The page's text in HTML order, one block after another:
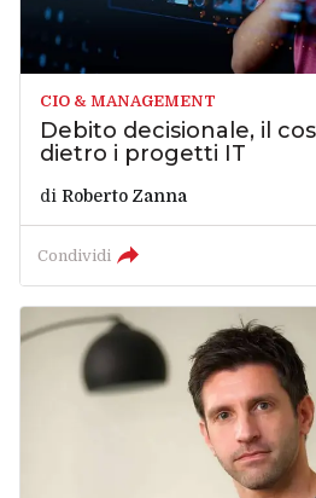
CIO & MANAGEMENT
Debito decisionale, il
dietro i progetti IT
di Roberto Zanna
Condividi